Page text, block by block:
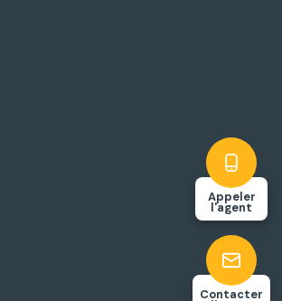
Appeler
l'agent
Contacter